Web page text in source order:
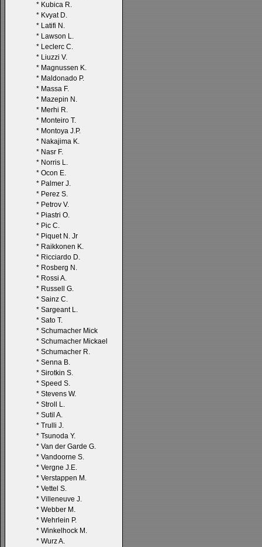
* Kubica R.
* Kvyat D.
* Latifi N.
* Lawson L.
* Leclerc C.
* Liuzzi V.
* Magnussen K.
* Maldonado P.
* Massa F.
* Mazepin N.
* Merhi R.
* Monteiro T.
* Montoya J.P.
* Nakajima K.
* Nasr F.
* Norris L.
* Ocon E.
* Palmer J.
* Perez S.
* Petrov V.
* Piastri O.
* Pic C.
* Piquet N. Jr
* Raikkonen K.
* Ricciardo D.
* Rosberg N.
* Rossi A.
* Russell G.
* Sainz C.
* Sargeant L.
* Sato T.
* Schumacher Mick
* Schumacher Mickael
* Schumacher R.
* Senna B.
* Sirotkin S.
* Speed S.
* Stevens W.
* Stroll L.
* Sutil A.
* Trulli J.
* Tsunoda Y.
* Van der Garde G.
* Vandoorne S.
* Vergne J.E.
* Verstappen M.
* Vettel S.
* Villeneuve J.
* Webber M.
* Wehrlein P.
* Winkelhock M.
* Wurz A.